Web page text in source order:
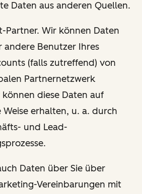
Daten aus anderen Quellen.
Partner. Wir können Daten
andere Benutzer Ihres
(falls zutreffend) von
Partnernetzwerk
diese Daten auf
Weise erhalten, u. a. durch
und Lead-
Daten über Sie über
Vereinbarungen mit